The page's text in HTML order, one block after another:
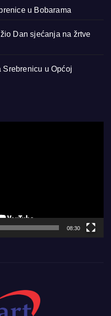
u Bobarama
Dan sjećanja na žrtve
Srebrenicu u Općoj
08:30